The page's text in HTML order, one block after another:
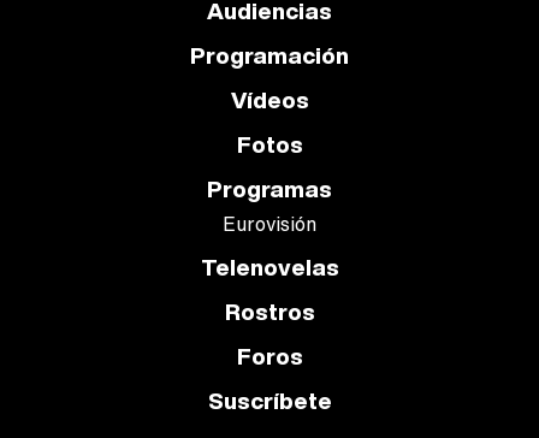
Audiencias
Programación
Vídeos
Fotos
Programas
Eurovisión
Telenovelas
Rostros
Foros
Suscríbete